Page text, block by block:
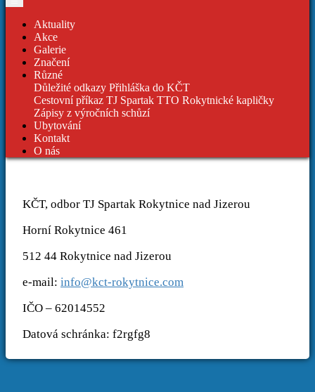
Aktuality
Akce
Galerie
Značení
Různé
Důležité odkazy Přihláška do KČT
Cestovní příkaz TJ Spartak TTO Rokytnické kapličky
Zápisy z výročních schůzí
Ubytování
Kontakt
O nás
KČT, odbor TJ Spartak Rokytnice nad Jizerou
Horní Rokytnice 461
512 44 Rokytnice nad Jizerou
e-mail: info@kct-rokytnice.com
IČO – 62014552
Datová schránka: f2rgfg8